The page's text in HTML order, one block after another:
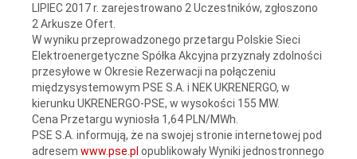
LIPIEC 2017 r. zarejestrowano 2 Uczestników, zgłoszono
2 Arkusze Ofert.
W wyniku przeprowadzonego przetargu Polskie Sieci
Elektroenergetyczne Spółka Akcyjna przyznały zdolności
przesyłowe w Okresie Rezerwacji na połączeniu
międzysystemowym PSE S.A. i NEK UKRENERGO, w
kierunku UKRENERGO-PSE, w wysokości 155 MW.
Cena Przetargu wyniosła 1,64 PLN/MWh.
PSE S.A. informują, że na swojej stronie internetowej pod
adresem www.pse.pl opublikowały Wyniki jednostronnego